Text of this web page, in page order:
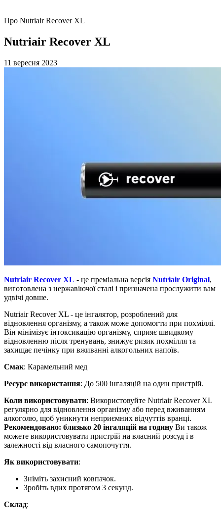
Про Nutriair Recover XL
Nutriair Recover XL
11 вересня 2023
Nutriair Recover XL - це преміальна версія Nutriair Original,
виготовлена з нержавіючої сталі і призначена прослужити вам
удвічі довше.
Nutriair Recover XL - це інгалятор, розроблений для
відновлення організму, а також може допомогти при похміллі.
Він мінімізує інтоксикацію організму, сприяє швидкому
відновленню після тренувань, знижує ризик похмілля та
захищає печінку при вживанні алкогольних напоїв.
Смак: Карамельний мед
Ресурс використання: До 500 інгаляцій на один пристрій.
Коли використовувати: Використовуйте Nutriair Recover XL
регулярно для відновлення організму або перед вживанням
алкоголю, щоб уникнути неприємних відчуттів вранці.
Рекомендовано: близько 20 інгаляцій на годину Ви також
можете використовувати пристрій на власний розсуд і в
залежності від власного самопочуття.
Як використовувати:
Зніміть захисний ковпачок.
Зробіть вдих протягом 3 секунд.
Склад: